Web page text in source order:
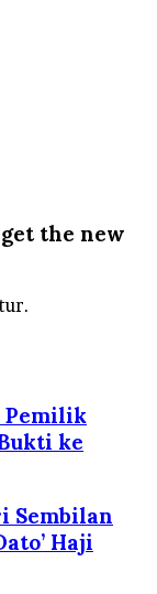
the new
Pemilik
ke
Sembilan
Haji